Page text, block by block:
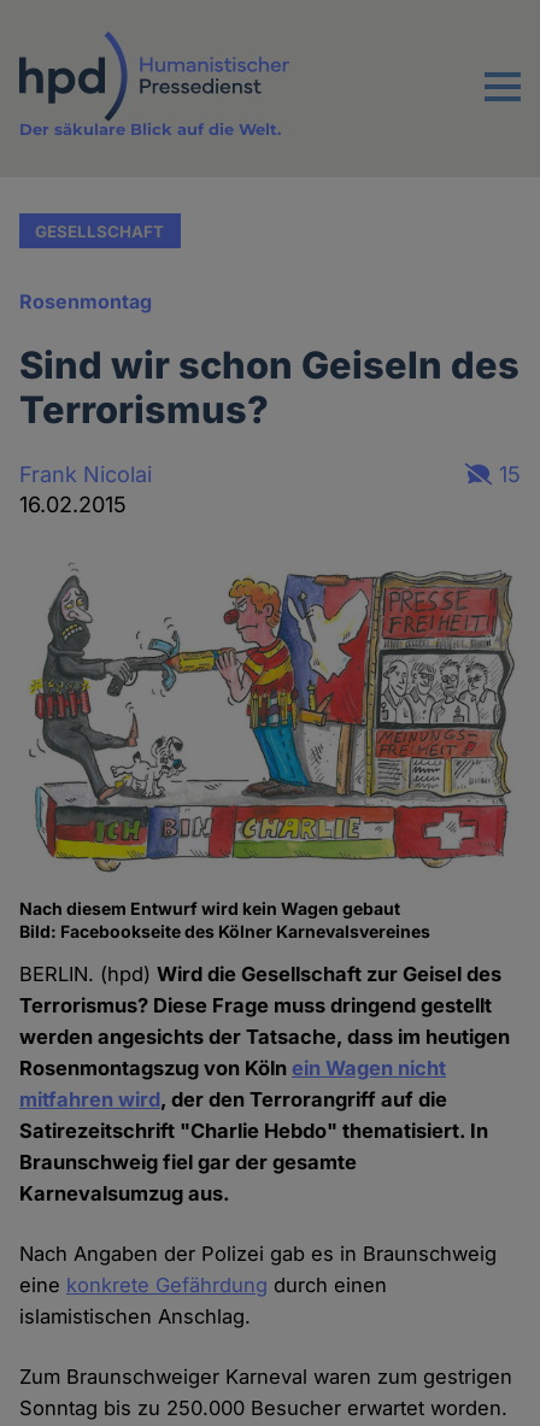
Inhalt
Menu
Der säkulare Blick auf die Welt.
GESELLSCHAFT
Rosenmontag
Sind wir schon Geiseln des
Terrorismus?
Frank Nicolai
16.02.2015
15
Nach diesem Entwurf wird kein Wagen gebaut
Bild: Facebookseite des Kölner Karnevalsvereines
BERLIN. (hpd)Wird die Gesellschaft zur Geisel des
Terrorismus? Diese Frage muss dringend gestellt
werden angesichts der Tatsache, dass im heutigen
Rosenmontagszug von Kölnein Wagen nicht
mitfahren wird, der den Terrorangriff auf die
Satirezeitschrift "Charlie Hebdo" thematisiert. In
Braunschweig fiel gar der gesamte
Karnevalsumzug aus.
Nach Angaben der Polizei gab es in Braunschweig
eine konkrete Gefährdung durch einen
islamistischen Anschlag.
Zum Braunschweiger Karneval waren zum gestrigen
Sonntag bis zu 250.000 Besucher erwartet worden.